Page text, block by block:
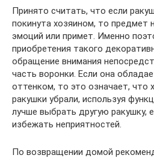
Принято считать, что если
покинута хозяином, то предмет
эмоций или примет. Именно
приобретения такого
обращение внимания
часть воронки. Если она
оттенком, то это означает, что
ракушки убрали, используя
лучше выбрать другую ракушку,
избежать неприятностей.
По возвращении домой